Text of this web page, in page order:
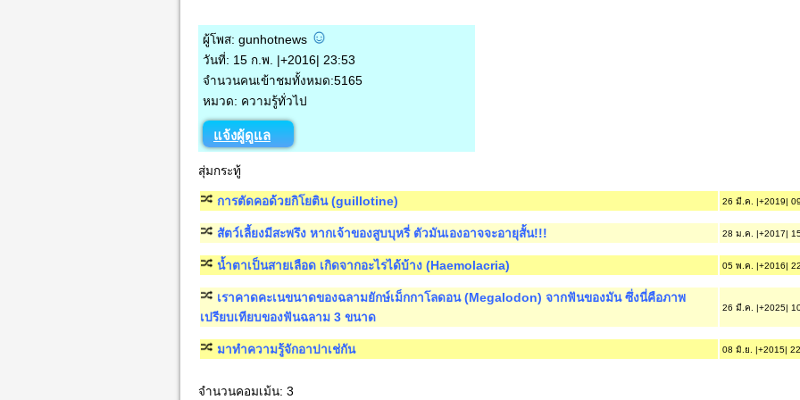
ผู้โพส: gunhotnews
วันที่: 15 ก.พ. |+2016| 23:53
จำนวนคนเข้าชมทั้งหมด:5165
หมวด: ความรู้ทั่วไป
แจ้งผู้ดูแล
สุ่มกระทู้
การตัดคอด้วยกิโยติน (guillotine) 26 มี.ค. |+2019|
สัตว์เลี้ยงมีสะพรึง หากเจ้าของสูบบุหรี่ ตัวมันเองอาจจะอายุสั้น!!! 28 ม.ค. |+2017|
น้ำตาเป็นสายเลือด เกิดจากอะไรได้บ้าง (Haemolacria) 05 พ.ค. |+2016|
เราคาดคะเนขนาดของฉลามยักษ์เม็กกาโลดอน (Megalodon) จากฟันของมัน ซึ่งนี่คือภาพ
เปรียบเทียบของฟันฉลาม 3 ขนาด
26 มี.ค. |+2025|
มาทำความรู้จักอาปาเช่กัน 08 มิ.ย. |+2015|
จำนวนคอมเม้น: 3